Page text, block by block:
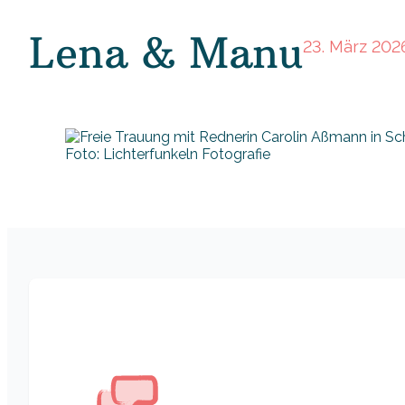
Lena & Manu23. März
Foto: Lichterfunkeln Fotografie